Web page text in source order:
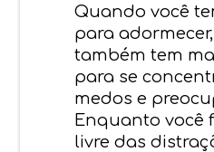
Quando você
para
também tem
para se
medos e
Enquanto você
livre das